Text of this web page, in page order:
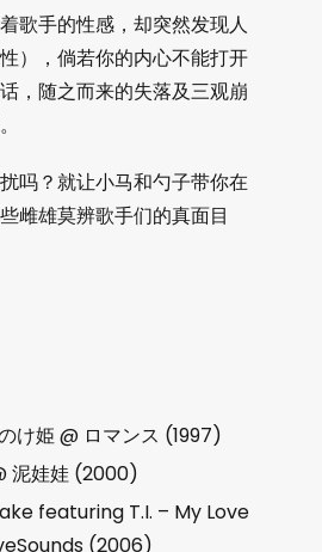
歌手的性感，却突然发现人
），倘若你的内心不能打开
，随之而来的失落及三观崩
吗？就让小马和勺子带你在
雌雄莫辨歌手们的真面目
け姫 @ ロマンス (1997)
泥娃娃 (2000)
featuring T.I. – My Love
(2006)